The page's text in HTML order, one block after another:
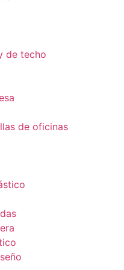
de techo
de oficinas